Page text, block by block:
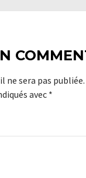
ne sera pas publiée.
avec *